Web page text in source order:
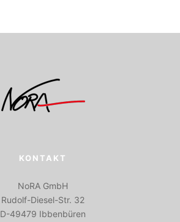
KONTAKT
NoRA GmbH
Rudolf-Diesel-Str. 32
D-49479 Ibbenbüren